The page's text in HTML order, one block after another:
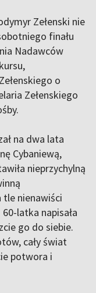
Zełenski nie
finału
Nadawców
o
Zełenskiego
na dwa lata
Cybaniewą,
nieprzychylną
tle nienawiści
latka napisała
go do siebie.
cały świat
potwora i